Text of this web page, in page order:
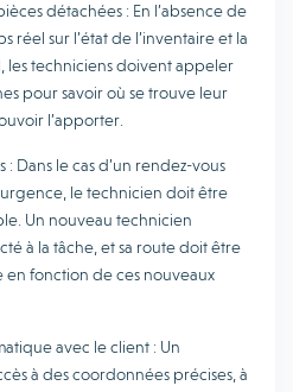
détachées : En l’absence de
réel sur l’état de l’inventaire et la
les techniciens doivent appeler
pour savoir où se trouve leur
l’apporter.
Dans le cas d’un rendez-vous
le technicien doit être
Un nouveau technicien
à la tâche, et sa route doit être
fonction de ces nouveaux
avec le client : Un
à des coordonnées précises, à